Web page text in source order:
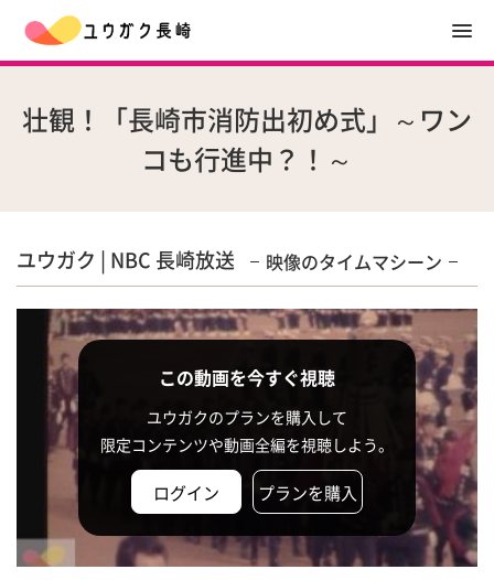
壮観！「長崎市消防出初め式」～ワン
コも行進中？！～
ユウガク | NBC 長崎放送 映像のタイムマシーン
この動画を今すぐ視聴
ユウガクのプランを購入して
限定コンテンツや動画全編を視聴しよう。
ログイン プランを購入